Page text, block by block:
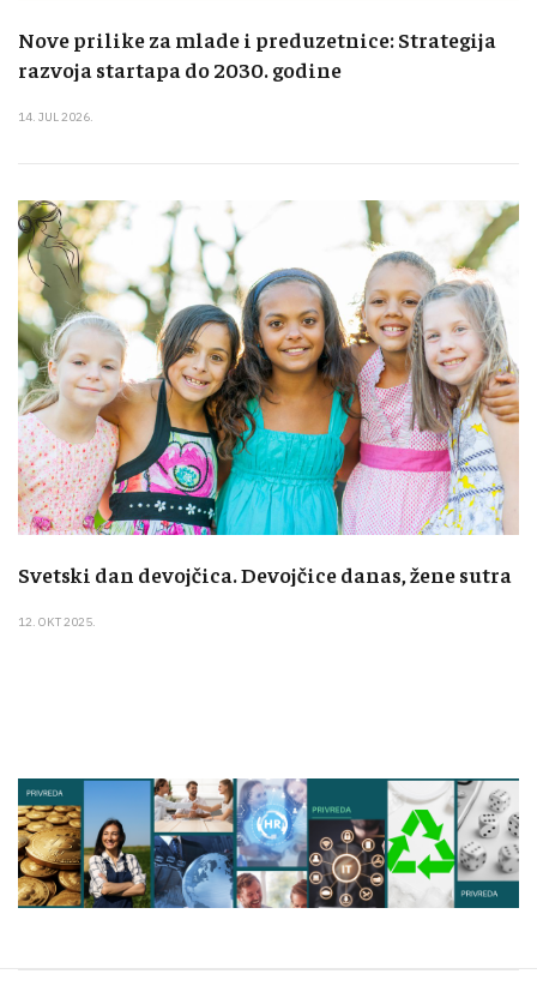
Nove prilike za mlade i preduzetnice: Strategija
razvoja startapa do 2030. godine
14. JUL 2026.
Svetski dan devojčica. Devojčice danas, žene sutra
12. OKT 2025.